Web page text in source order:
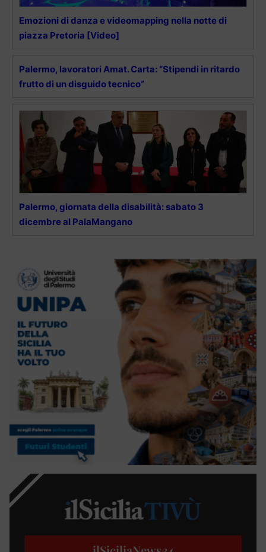
Emozioni di danza e videomapping nella notte di
piazza Pretoria [Video]
Palermo, lavoratori Amat. Carta: “Stipendi in ritardo
frutto di un disguido tecnico”
Palermo, giornata della disabilità: sabato 3
dicembre al PalaMangano